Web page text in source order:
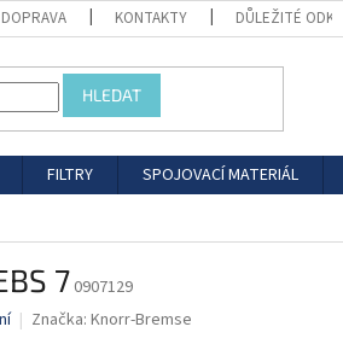
DOPRAVA KONTAKTY DŮLEŽITÉ
HLEDAT
FILTRY SPOJOVACÍ MATERIÁL
7 0907129
Značka: Knorr-Bremse